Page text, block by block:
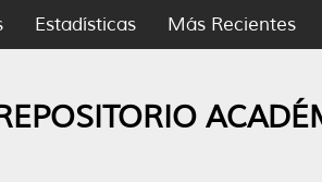
Estadísticas Más Recientes